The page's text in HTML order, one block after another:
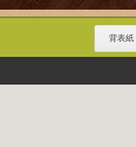
背表紙